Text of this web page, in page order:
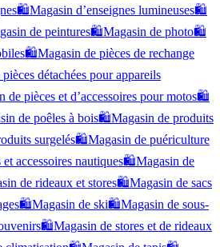
🛍️Magasin d’enseignes lumineuses🛍️
de peintures🛍️Magasin de photo🛍️
🛍️Magasin de pièces de rechange
détachées pour appareils
de pièces et d’accessoires pour motos🛍️
de poêles à bois🛍️Magasin de produits
surgelés🛍️Magasin de puériculture
accessoires nautiques🛍️Magasin de
de rideaux et stores🛍️Magasin de sacs
🛍️Magasin de ski🛍️Magasin de sous-
🛍️Magasin de stores et de rideaux